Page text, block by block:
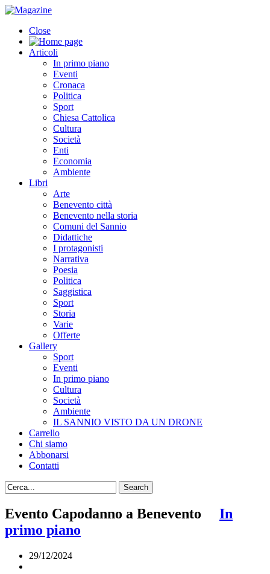
Close
Articoli
In primo piano
Eventi
Cronaca
Politica
Sport
Chiesa Cattolica
Cultura
Società
Enti
Economia
Ambiente
Libri
Arte
Benevento città
Benevento nella storia
Comuni del Sannio
Didattiche
I protagonisti
Narrativa
Poesia
Politica
Saggistica
Sport
Storia
Varie
Offerte
Gallery
Sport
Eventi
In primo piano
Cultura
Società
Ambiente
IL SANNIO VISTO DA UN DRONE
Carrello
Chi siamo
Abbonarsi
Contatti
Evento Capodanno a Benevento
In
primo piano
29/12/2024